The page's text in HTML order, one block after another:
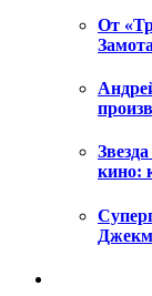
От
кино: